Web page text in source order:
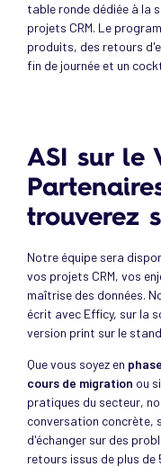
table ronde dédiée à la
projets CRM. Le
produits, des retours
fin de journée et un
ASI sur le
trouverez
Notre équipe sera
vos projets CRM, vos
maîtrise des données.
écrit avec Efficy, sur la
version print sur le
Que vous soyez en
cours de migration ou
pratiques du secteur,
conversation concrète,
d'échanger sur des
retours issus de plus